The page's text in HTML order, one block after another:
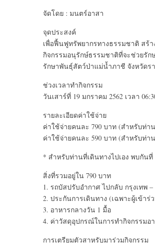
จัดโดย : มนตร์อาสา
จุดประสงค์
เพื่อฟื้นฟูทรัพยากรทางธรรมชาติ สร้
กิจกรรมอนุรักษ์ธรรมชาติที่จะช่วยรั
รักษาพันธุ์สัตว์ป่าแม่น้ำภาชี จังหวัดร
ช่วงเวลาทำกิจกรรม
วันเสาร์ที่ 19 มกราคม 2562 เวลา
รายละเอียดค่าใช้จ่าย
ค่าใช้จ่ายคนละ 790 บาท (สำหรับท่า
ค่าใช้จ่ายคนละ 590 บาท (สำหรับท่า
* สำหรับท่านที่เดินทางไปเอง พบกัน
สิ่งที่รวมอยู่ใน 790 บาท
1. รถบัสปรับอำกาศ ไปกลับ กรุงเทพ
2. ประกันการเดินทาง (เฉพาะผู้เข้าร่
3. อาหารกลางวัน 1 มื้อ
4. ค่าวัสดุอุปกรณ์ในการทำกิจกรรมอ
การเตรียมตัวสาหรับมาร่วมกิจกรรม